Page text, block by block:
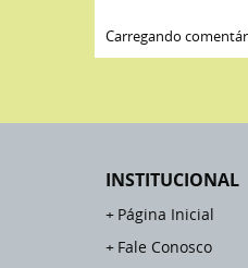
Carregando
INSTITUCIONAL
Página Inicial
Fale Conosco